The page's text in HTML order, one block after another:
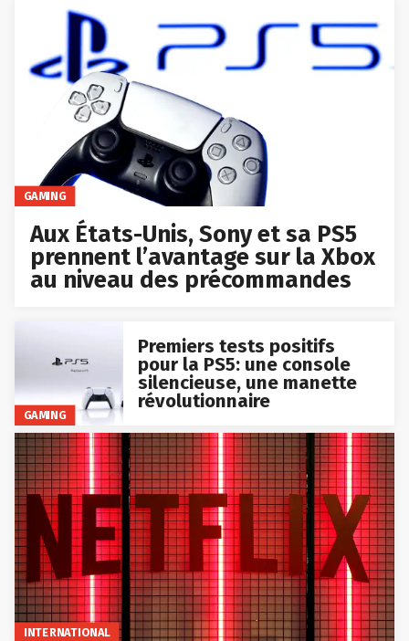
GAMING
Aux États-Unis, Sony et sa PS5
prennent l’avantage sur la Xbox
au niveau des précommandes
GAMING
Premiers tests positifs
pour la PS5: une console
silencieuse, une manette
révolutionnaire
INTERNATIONAL